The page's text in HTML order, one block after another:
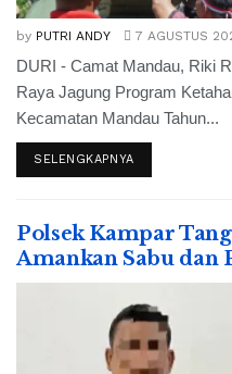
by PUTRI ANDY 7 AGUSTUS
DURI - Camat Mandau, Riki
Raya Jagung Program
Kecamatan Mandau Tahun...
SELENGKAPNYA
Polsek Kampar
Amankan Sabu dan